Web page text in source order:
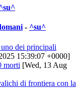
- ^su^
dei principali
15:39:07 +0000]
morti [Wed, 13 Aug
di frontiera con la